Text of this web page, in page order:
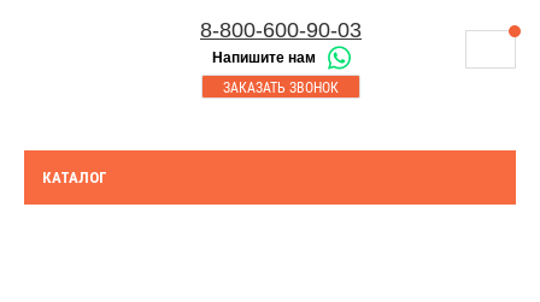
8-800-600-90-03
Напишите нам
ЗАКАЗАТЬ ЗВОНОК
Корзина
ОПЛАТА
8-843-230-17-45
Казань
Набережные Челны
КАТАЛОГ